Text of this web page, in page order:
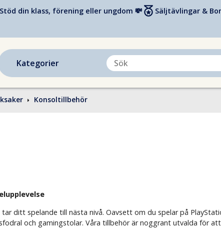
Stöd din klass, förening eller ungdom 💸 Säljtävlingar &
Kategorier
Konsoltillbehör
ditt spelande till nästa nivå. Oavsett om du spelar på
och gamingstolar. Våra tillbehör är noggrant utvalda för